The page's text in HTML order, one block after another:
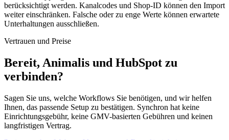
berücksichtigt werden. Kanalcodes und Shop-ID können den Import
weiter einschränken. Falsche oder zu enge Werte können erwartete
Unterhaltungen ausschließen.
Vertrauen und Preise
Bereit, Animalis und HubSpot zu
verbinden?
Sagen Sie uns, welche Workflows Sie benötigen, und wir helfen
Ihnen, das passende Setup zu bestätigen. Synchron hat keine
Einrichtungsgebühr, keine GMV-basierten Gebühren und keinen
langfristigen Vertrag.